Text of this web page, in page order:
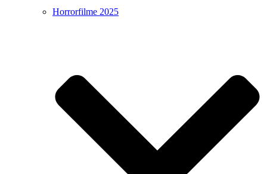
Horrorfilme 2025